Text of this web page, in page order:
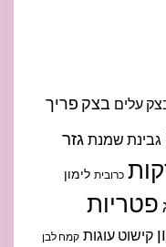
עלים בצק פריך
גבינת שמנת גזר
כרובית לימון
פטריות
קישוט עוגות קמח לבן